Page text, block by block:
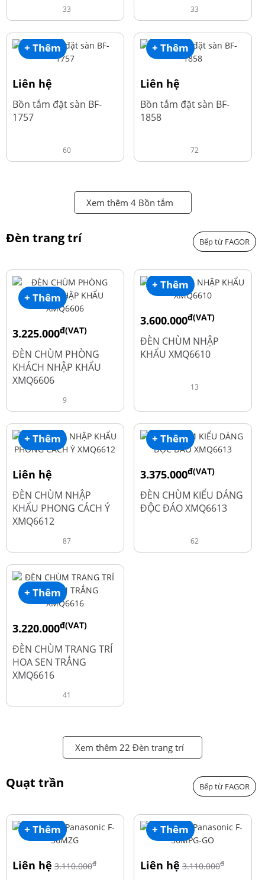
33 33
+ Thêm
Liên hệ
Bồn tắm đặt sàn BF-
1757
60
+ Thêm
Liên hệ
Bồn tắm đặt sàn BF-
1858
72
Xem thêm 4 Bồn tắm
Đèn trang trí Bếp từ FAGOR
+ Thêm
3.225.000đ(VAT)
4.300.000
ĐÈN CHÙM PHÒNG
KHÁCH NHẬP KHẨU
XMQ6606
9
+ Thêm
3.600.000đ(VAT)
4.800.000
ĐÈN CHÙM NHẬP
KHẨU XMQ6610
13
+ Thêm
Liên hệ
ĐÈN CHÙM NHẬP
KHẨU PHONG CÁCH Ý
XMQ6612
87
+ Thêm
3.375.000đ(VAT)
4.500.000
ĐÈN CHÙM KIỂU DÁNG
ĐỘC ĐÁO XMQ6613
62
+ Thêm
3.220.000đ(VAT)
4.600.000
ĐÈN CHÙM TRANG TRÍ
HOA SEN TRẮNG
XMQ6616
41
Xem thêm 22 Đèn trang trí
Quạt trần Bếp từ FAGOR
+ Thêm
Liên hệ 3.110.000đ
+ Thêm
Liên hệ 3.110.000đ